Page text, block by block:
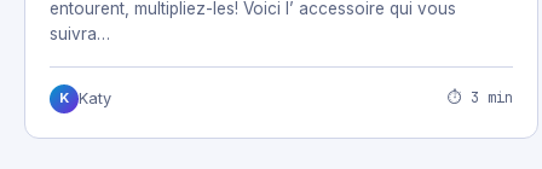
entourent, multipliez-les! Voici l’ accessoire qui vous
suivra…
K Katy ⏱ 3 min